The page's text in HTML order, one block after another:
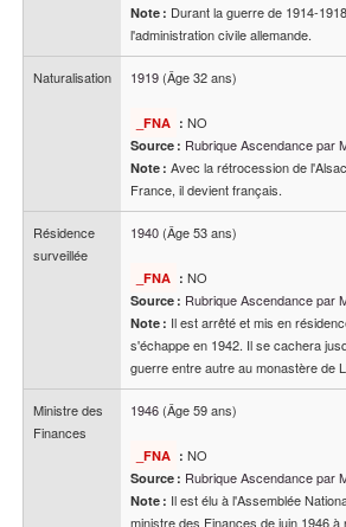
Note : Durant la guerre de 1914-
l'administration civile allemande.
Naturalisation 1919 (Âge 32 ans)
_FNA : NO
Source : Rubrique Ascendance par
Note : Avec la rétrocession de
France, il devient français.
Résidence
surveillée
1940 (Âge 53 ans)
_FNA : NO
Source : Rubrique Ascendance par
Note : Il est arrêté et mis en
s'échappe en 1942. Il se cachera
guerre entre autre au monastère de
Ministre des
Finances
1946 (Âge 59 ans)
_FNA : NO
Source : Rubrique Ascendance par
Note : Il est élu à l'Assemblée
ministre des Finances de juin 1946 à